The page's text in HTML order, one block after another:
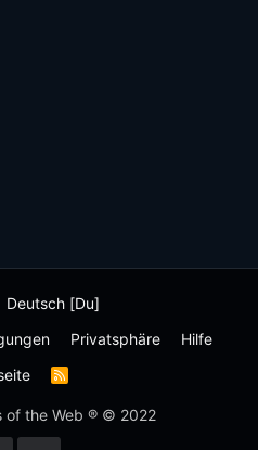
Deutsch [Du]
Privatsphäre
Hilfe
R
S
-
of the Web ® © 2022